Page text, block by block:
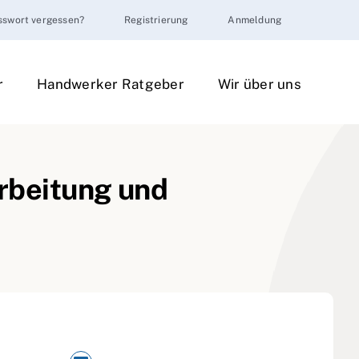
vergessen? Registrierung Anmeldung
Handwerker Ratgeber Wir über uns
und